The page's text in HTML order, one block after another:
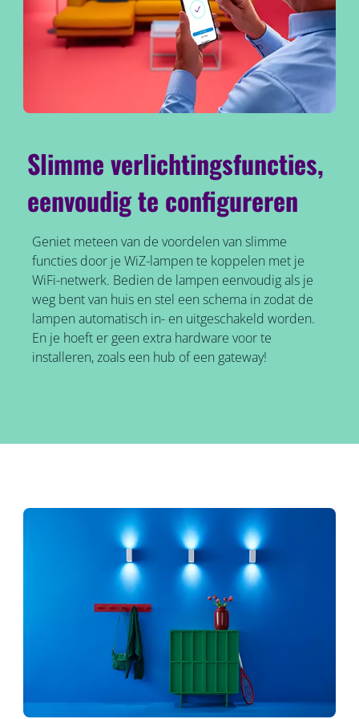
Slimme verlichtingsfuncties,
eenvoudig te configureren
Geniet meteen van de voordelen van slimme
functies door je WiZ-lampen te koppelen met je
WiFi-netwerk. Bedien de lampen eenvoudig als je
weg bent van huis en stel een schema in zodat de
lampen automatisch in- en uitgeschakeld worden.
En je hoeft er geen extra hardware voor te
installeren, zoals een hub of een gateway!